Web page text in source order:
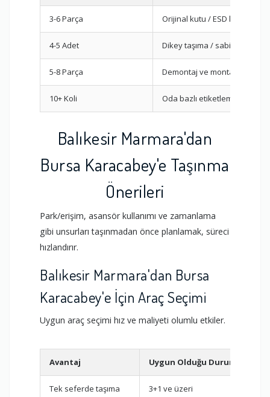
3-6 Parça Orijinal kutu / ESD koruma
4-5 Adet Dikey taşıma / sabitleme
5-8 Parça Demontaj ve montaj planı
10+ Koli Oda bazlı etiketleme
Balıkesir Marmara'dan
Bursa Karacabey'e Taşınma
Önerileri
Park/erişim, asansör kullanımı ve zamanlama
gibi unsurları taşınmadan önce planlamak, süreci
hızlandırır.
Balıkesir Marmara'dan Bursa
Karacabey'e İçin Araç Seçimi
Uygun araç seçimi hız ve maliyeti olumlu etkiler.
Avantaj Uygun Olduğu Durum
Tek seferde taşıma 3+1 ve üzeri